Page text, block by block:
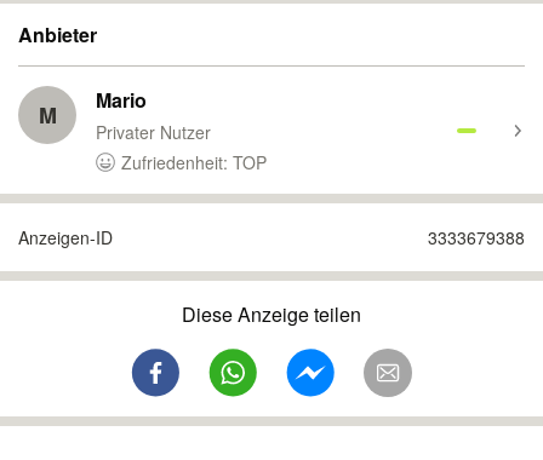
Anbieter
M Mario
Privater Nutzer
Zufriedenheit: TOP
Anzeigen-ID 3333679388
Diese Anzeige teilen